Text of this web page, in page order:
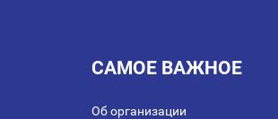
САМОЕ ВАЖНОЕ
Об организации